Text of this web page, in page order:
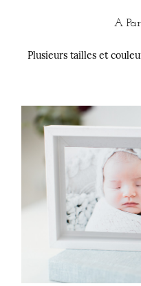
A
Plusieurs tailles et